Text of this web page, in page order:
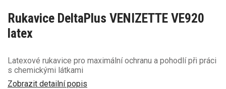
Rukavice DeltaPlus VENIZETTE VE920
latex
Latexové rukavice pro maximální ochranu a pohodlí při práci
s chemickými látkami
Zobrazit detailní popis